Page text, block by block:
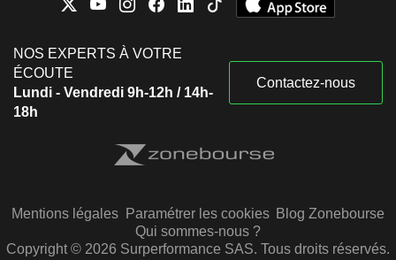
NOS EXPERTS À VOTRE
ÉCOUTE
Lundi - Vendredi 9h-12h / 14h-
18h
Contactez-nous
Mentions légales Paramétrer les cookies Blog Zonebourse
Qui sommes-nous ?
Copyright © 2026 Surperformance SAS. Tous droits réservés.